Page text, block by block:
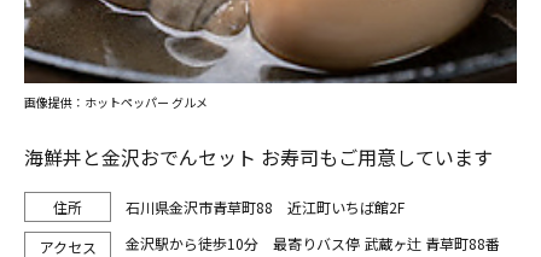
海鮮丼と金沢おでんセット お寿司もご用意しています
石川県金沢市青草町88 近江町いちば館2F
金沢駅から徒歩10分 最寄りバス停 武蔵ヶ辻 青草町88番
画像提供：ホットペッパー グルメ